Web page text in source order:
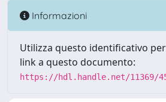
Informazioni
Utilizza questo identificativo
link a questo documento:
https://hdl.handle.net/11369/